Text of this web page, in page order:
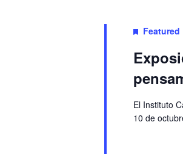
Featured
El Instituto
10 de